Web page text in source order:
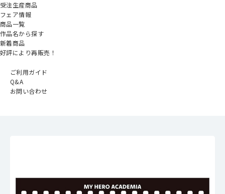
受注生産商品
フェア情報
商品一覧
作品名から探す
新着商品
好評により再販売！
ご利用ガイド
Q&A
お問い合わせ